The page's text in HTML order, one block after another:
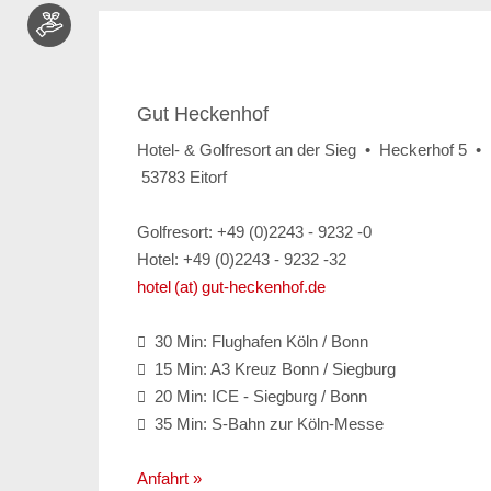
Gut Heckenhof
Hotel- & Golfresort an der Sieg • Heckerhof 5 •
53783 Eitorf
Golfresort: +49 (0)2243 - 9232 -0
Hotel: +49 (0)2243 - 9232 -32
hotel (at) gut-heckenhof.de
 30 Min: Flughafen Köln / Bonn
 15 Min: A3 Kreuz Bonn / Siegburg
 20 Min: ICE - Siegburg / Bonn
 35 Min: S-Bahn zur Köln-Messe
Anfahrt »